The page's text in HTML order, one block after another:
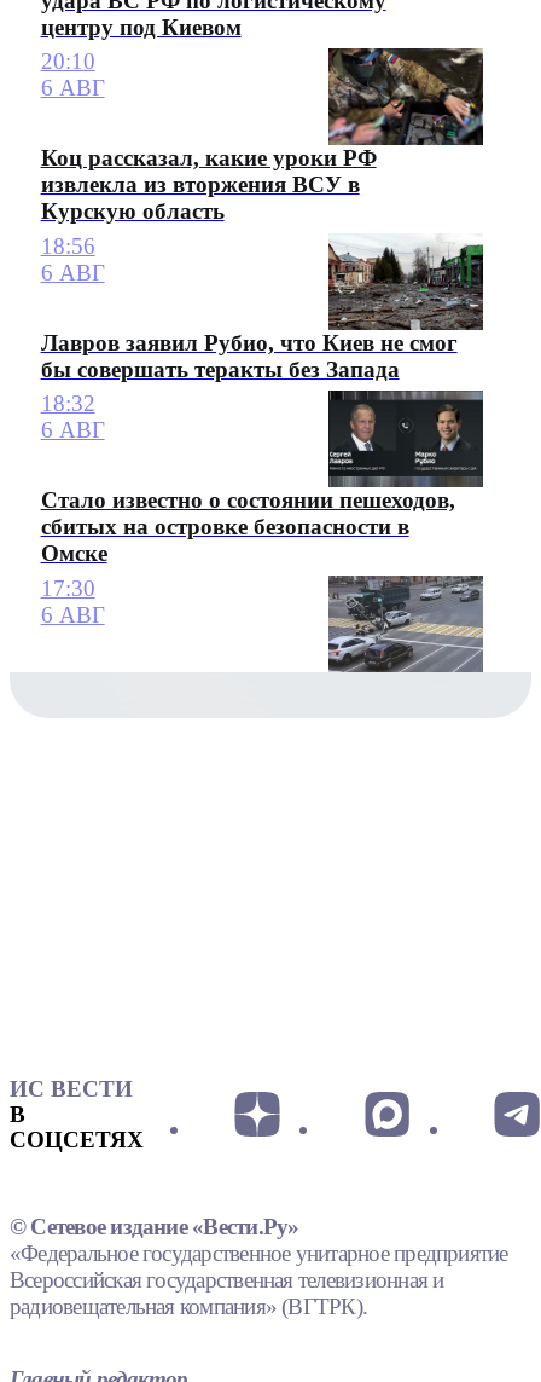
центру под Киевом
20:10
6 АВГ
Коц рассказал, какие уроки РФ
извлекла из вторжения ВСУ в
Курскую область
18:56
6 АВГ
Лавров заявил Рубио, что Киев не смог
бы совершать теракты без Запада
18:32
6 АВГ
Стало известно о состоянии пешеходов,
сбитых на островке безопасности в
Омске
17:30
6 АВГ
ИС ВЕСТИ
В
СОЦСЕТЯХ
© Сетевое издание «Вести.Ру»
«Федеральное государственное унитарное предприятие
Всероссийская государственная телевизионная и
радиовещательная компания» (ВГТРК).